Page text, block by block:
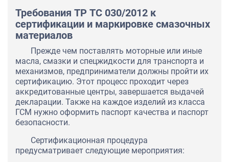
Требования ТР ТС 030/2012 к
сертификации и маркировке смазочных
материалов
Прежде чем поставлять моторные или иные
масла, смазки и спецжидкости для транспорта и
механизмов, предприниматели должны пройти их
сертификацию. Этот процесс проходит через
аккредитованные центры, завершается выдачей
декларации. Также на каждое изделий из класса
ГСМ нужно оформить паспорт качества и паспорт
безопасности.
Сертификационная процедура
предусматривает следующие мероприятия: